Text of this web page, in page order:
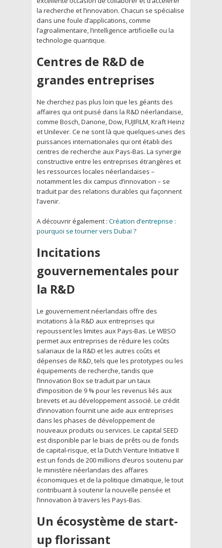
la recherche et l’innovation. Chacun se spécialise
dans une foule d’applications, comme
l’agroalimentaire, l’intelligence artificielle ou la
technologie quantique.
Centres de R&D de
grandes entreprises
Ne cherchez pas plus loin que les géants des
affaires qui ont puisé dans la R&D néerlandaise,
comme Bosch, Danone, Dow, FUJIFILM, Kraft Heinz
et Unilever. Ce ne sont là que quelques-unes des
puissances internationales qui ont établi des
centres de recherche aux Pays-Bas. La synergie
constructive entre les entreprises étrangères et
les ressources locales néerlandaises –
notamment les dix campus d’innovation – se
traduit par des relations durables qui façonnent
l’avenir.
A découvrir également : Création d’entreprise :
pourquoi se tourner vers Dubaï ?
Incitations
gouvernementales pour
la R&D
Le gouvernement néerlandais offre des
incitations à la R&D aux entreprises qui
repoussent les limites aux Pays-Bas. Le WBSO
permet aux entreprises de réduire les coûts
salariaux de la R&D et les autres coûts et
dépenses de R&D, tels que les prototypes ou les
équipements de recherche, tandis que
l’Innovation Box se traduit par un taux
d’imposition de 9 % pour les revenus liés aux
brevets et au développement associé. Le crédit
d’innovation fournit une aide aux entreprises
dans les phases de développement de
nouveaux produits ou services. Le capital SEED
est disponible par le biais de prêts ou de fonds
de capital-risque, et la Dutch Venture Initiative II
est un fonds de 200 millions d’euros soutenu par
le ministère néerlandais des affaires
économiques et de la politique climatique, le tout
contribuant à soutenir la nouvelle pensée et
l’innovation à travers les Pays-Bas.
Un écosystème de start-
up florissant